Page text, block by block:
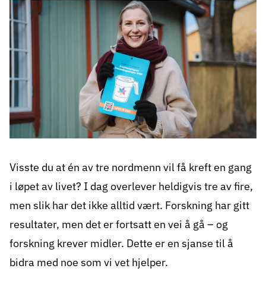
Visste du at én av tre nordmenn vil få kreft en gang
i løpet av livet? I dag overlever heldigvis tre av fire,
men slik har det ikke alltid vært. Forskning har gitt
resultater, men det er fortsatt en vei å gå – og
forskning krever midler. Dette er en sjanse til å
bidra med noe som vi vet hjelper.